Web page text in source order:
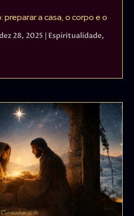
preparar a casa, o corpo e o
28, 2025 | Espiritualidade,